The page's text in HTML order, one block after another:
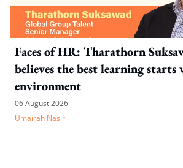
Faces of HR: Tharathorn
believes the best learning starts
environment
06 August 2026
Umairah Nasir